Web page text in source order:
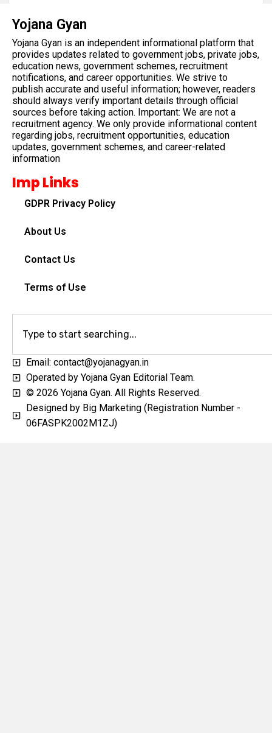
Yojana Gyan
Yojana Gyan is an independent informational platform that
provides updates related to government jobs, private jobs,
education news, government schemes, recruitment
notifications, and career opportunities. We strive to
publish accurate and useful information; however, readers
should always verify important details through official
sources before taking action. Important: We are not a
recruitment agency. We only provide informational content
regarding jobs, recruitment opportunities, education
updates, government schemes, and career-related
information
Imp Links
GDPR Privacy Policy
About Us
Contact Us
Terms of Use
Email: contact@yojanagyan.in
Operated by Yojana Gyan Editorial Team.
© 2026 Yojana Gyan. All Rights Reserved.
Designed by Big Marketing (Registration Number -
06FASPK2002M1ZJ)